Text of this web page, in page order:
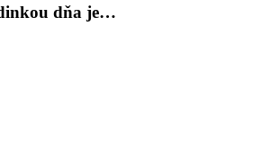
dňa je…